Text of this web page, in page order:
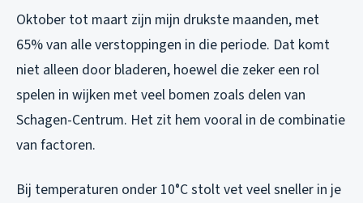
Oktober tot maart zijn mijn drukste maanden, met
65% van alle verstoppingen in die periode. Dat komt
niet alleen door bladeren, hoewel die zeker een rol
spelen in wijken met veel bomen zoals delen van
Schagen-Centrum. Het zit hem vooral in de combinatie
van factoren.
Bij temperaturen onder 10°C stolt vet veel sneller in je